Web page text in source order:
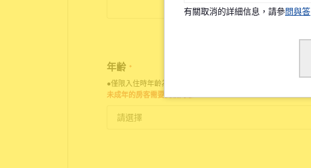
年齢 *
●僅限入住時年齡為18歲至35歲之人士申請入住。
未成年的房客需要雙親同意。
有關取消的詳細信息，請參問與答